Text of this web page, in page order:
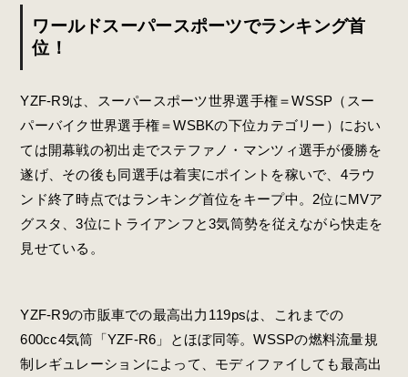
ワールドスーパースポーツでランキング首
位！
YZF-R9は、スーパースポーツ世界選手権＝WSSP（スー
パーバイク世界選手権＝WSBKの下位カテゴリー）におい
ては開幕戦の初出走でステファノ・マンツィ選手が優勝を
遂げ、その後も同選手は着実にポイントを稼いで、4ラウ
ンド終了時点ではランキング首位をキープ中。2位にMVア
グスタ、3位にトライアンフと3気筒勢を従えながら快走を
見せている。
YZF-R9の市販車での最高出力119psは、これまでの
600cc4気筒「YZF-R6」とほぼ同等。WSSPの燃料流量規
制レギュレーションによって、モディファイしても最高出